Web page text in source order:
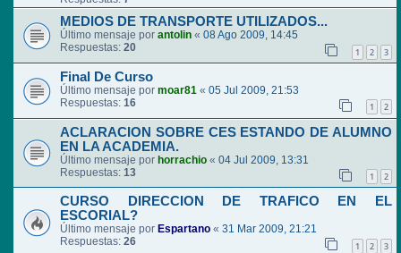
MEDIOS DE TRANSPORTE UTILIZADOS...
Último mensaje por antolin « 08 Ago 2009, 14:45
Respuestas: 20 1 2 3
Final De Curso
Último mensaje por moar81 « 05 Jul 2009, 21:53
Respuestas: 16 1 2
ACLARACION SOBRE CES ESTANDO DE ALUMNO
EN LA ACADEMIA.
Último mensaje por horrachio « 04 Jul 2009, 13:31
Respuestas: 13 1 2
CURSO DIRECCION DE TRAFICO EN EL
ESCORIAL?
Último mensaje por Espartano « 31 Mar 2009, 21:21
Respuestas: 26 1 2 3